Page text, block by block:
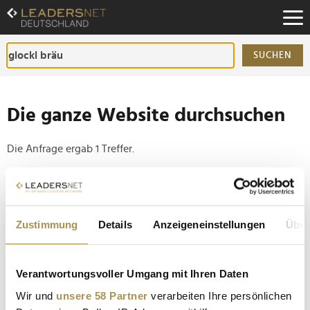
Zustimmung Details Anzeigeneinstellungen
Verantwortungsvoller Umgang mit Ihren Daten
Wir und unsere 58 Partner verarbeiten Ihre persönlichen
Zum
Inhalt
Zur
Fußzeilen-
Navigation
SUCHEN
Die ganze Website durchsuchen
Die Anfrage ergab 1 Treffer.
Tipp
Setzen Sie die gesuchten Wörter zwischen
Anführungszeichen: zb "Vorname Nachname".
TUI-Schnitzel-Ranking 2026: KI kürt Wiener
Institution zur Nummer 1 im DACH-Raum